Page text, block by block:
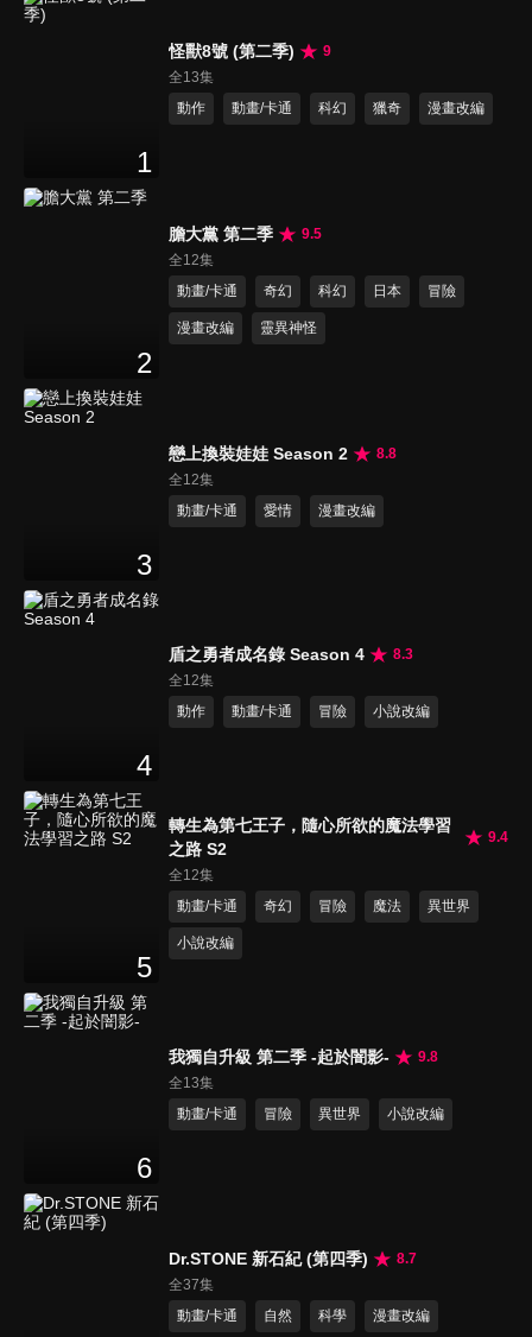
1
怪獸8號 (第二季)
9
全13集
動作
動畫/卡通 科幻 獵奇 漫畫改編
2
膽大黨 第二季
9.5
全12集
動畫/卡通
奇幻 科幻 日本 冒險
漫畫改編 靈異神怪
3
戀上換裝娃娃 Season 2
8.8
全12集
動畫/卡通
愛情 漫畫改編
4
盾之勇者成名錄 Season 4
8.3
全12集
動作
動畫/卡通 冒險 小說改編
5
轉生為第七王子，隨心所欲的魔法學習
之路 S2
9.4
全12集
動畫/卡通
奇幻 冒險 魔法 異世界
小說改編
6
我獨自升級 第二季 -起於闇影-
9.8
全13集
動畫/卡通
冒險 異世界 小說改編
Dr.STONE 新石紀 (第四季)
8.7
全37集
動畫/卡通
自然 科學 漫畫改編